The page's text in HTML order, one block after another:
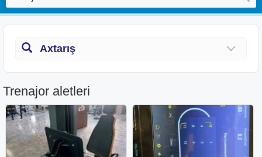
Axtarış
Trenajor aletleri